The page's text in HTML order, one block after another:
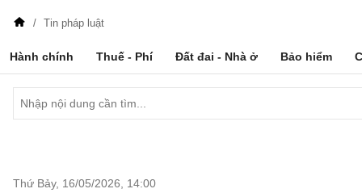
Tin pháp luật
Hành chính Thuế - Phí Đất đai - Nhà ở Bảo hiểm
Thứ Bảy, 16/05/2026 14:00